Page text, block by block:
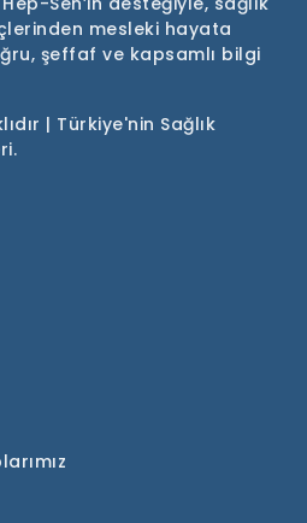
mesleki hayata
şeffaf ve kapsamlı bilgi
| Türkiye'nin Sağlık